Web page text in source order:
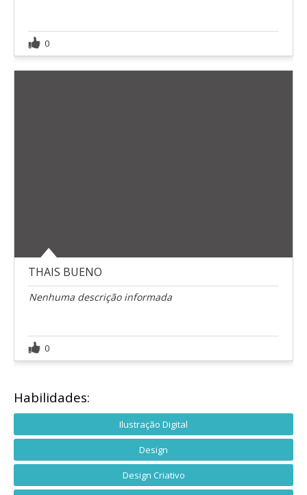
0
THAIS BUENO
Nenhuma descrição informada
0
Habilidades:
Ilustração Digital
Design
Design Criativo